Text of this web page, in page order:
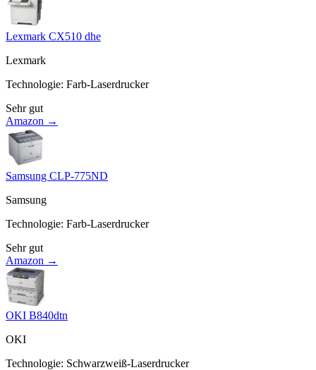
Lexmark CX510 dhe
Lexmark
Technologie: Farb-Laserdrucker
Sehr gut
Amazon →
Samsung CLP-775ND
Samsung
Technologie: Farb-Laserdrucker
Sehr gut
Amazon →
OKI B840dtn
OKI
Technologie: Schwarzweiß-Laserdrucker